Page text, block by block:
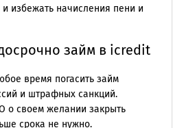
избежать начисления пени и
займ в icredit
время погасить займ
и штрафных санкций.
о своем желании закрыть
срока не нужно.